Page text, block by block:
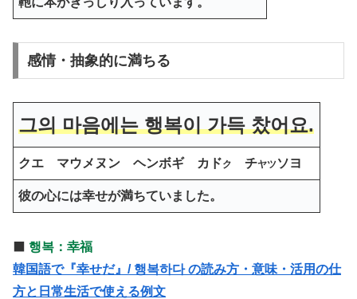
感情・抽象的に満ちる
그의 마음에는 행복이 가득 찼어요.
クエ マウメヌン ヘンボギ カドク チヤツソヨ
彼の心には幸せが満ちていました。
행복：幸福
韓国語で『幸せだ』/ 행복하다 の読み方・意味・活用の仕
方と日常生活で使える例文